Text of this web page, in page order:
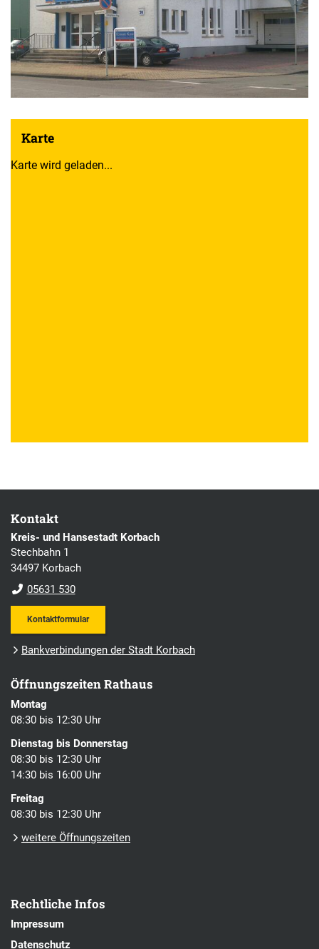
Karte
Karte wird geladen...
Kontakt
Kreis- und Hansestadt Korbach
Stechbahn 1
34497 Korbach
05631 530
Kontaktformular
Bankverbindungen der Stadt Korbach
Öffnungszeiten Rathaus
Montag
08:30 bis 12:30 Uhr
Dienstag bis Donnerstag
08:30 bis 12:30 Uhr
14:30 bis 16:00 Uhr
Freitag
08:30 bis 12:30 Uhr
weitere Öffnungszeiten
Rechtliche Infos
Impressum
Datenschutz